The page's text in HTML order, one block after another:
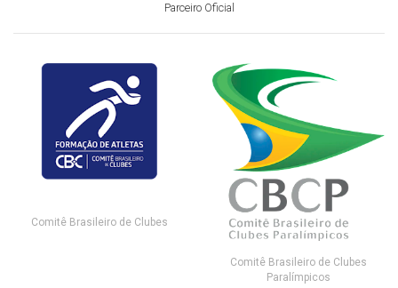
Parceiro Oficial
Comitê Brasileiro de Clubes
Comitê Brasileiro de Clubes
Paralímpicos